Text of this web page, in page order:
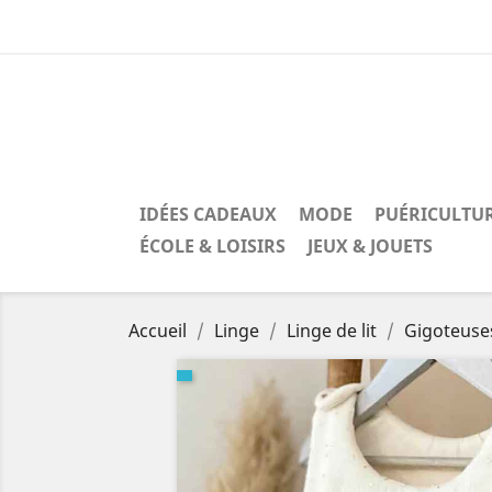
IDÉES CADEAUX MODE
ÉCOLE & LOISIRS
JEUX & JOUETS
Accueil Linge Linge de lit